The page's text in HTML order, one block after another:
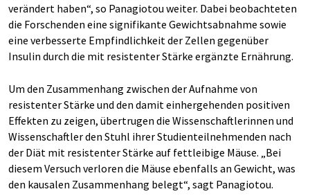
verändert haben“, so Panagiotou weiter. Dabei beobachteten
die Forschenden eine signifikante Gewichtsabnahme sowie
eine verbesserte Empfindlichkeit der Zellen gegenüber
Insulin durch die mit resistenter Stärke ergänzte Ernährung.
Um den Zusammenhang zwischen der Aufnahme von
resistenter Stärke und den damit einhergehenden positiven
Effekten zu zeigen, übertrugen die Wissenschaftlerinnen und
Wissenschaftler den Stuhl ihrer Studienteilnehmenden nach
der Diät mit resistenter Stärke auf fettleibige Mäuse. „Bei
diesem Versuch verloren die Mäuse ebenfalls an Gewicht, was
den kausalen Zusammenhang belegt“, sagt Panagiotou.